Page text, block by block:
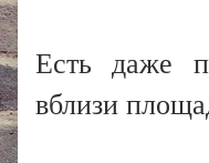
Есть даже
вблизи